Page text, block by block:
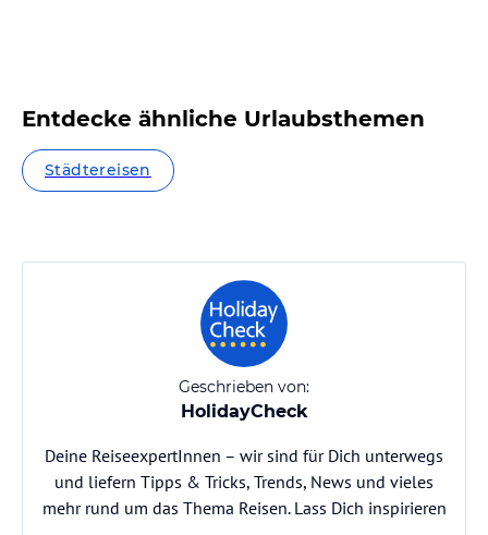
Entdecke ähnliche Urlaubsthemen
Städtereisen
Geschrieben von:
HolidayCheck
Deine ReiseexpertInnen – wir sind für Dich unterwegs
und liefern Tipps & Tricks, Trends, News und vieles
mehr rund um das Thema Reisen. Lass Dich inspirieren